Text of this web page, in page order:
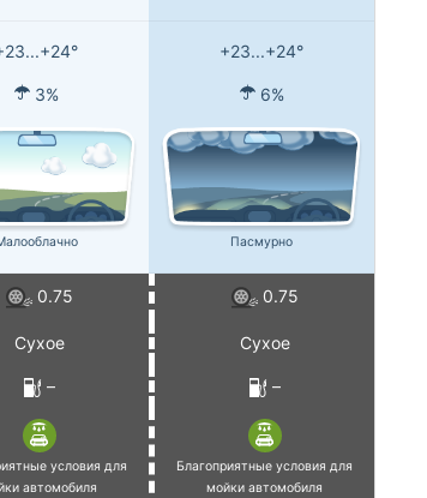
+23...+24°
3% 6%
Пасмурно
0.75 0.75
Сухое Сухое
– –
условия для
автомобиля
Благоприятные условия для
мойки автомобиля